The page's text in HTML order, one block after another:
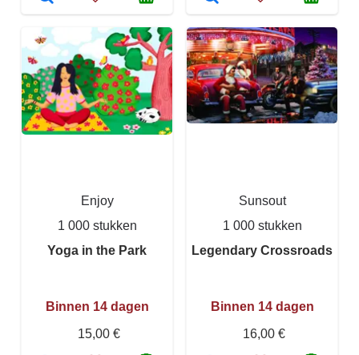
Enjoy
1 000 stukken
Yoga in the Park
Binnen 14 dagen
15,00 €
Sunsout
1 000 stukken
Legendary Crossroads
Binnen 14 dagen
16,00 €